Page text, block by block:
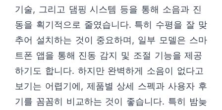
기술, 그리고 댐핑 시스템 등을 통해 소음과 진
동을 획기적으로 줄였습니다. 특히 수평을 잘 맞
추어 설치하는 것이 중요하며, 일부 모델은 스마
트폰 앱을 통해 진동 감지 및 조절 기능을 제공
하기도 합니다. 하지만 완벽하게 소음이 없다고
보기는 어렵기에, 제품별 상세 스펙과 사용자 후
기를 꼼꼼히 비교하는 것이 좋습니다. 특히 밤늦